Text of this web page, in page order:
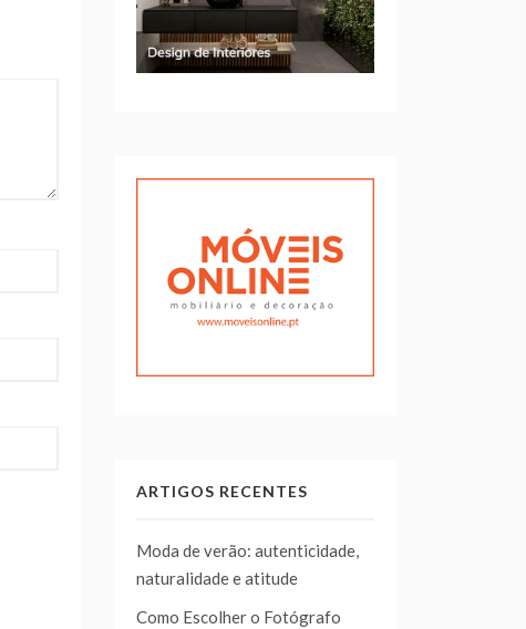
ARTIGOS RECENTES
Moda de verão: autenticidade,
naturalidade e atitude
Como Escolher o Fotógrafo